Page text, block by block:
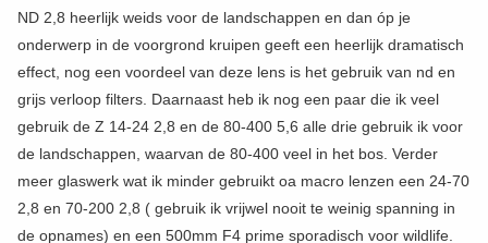
ND 2,8 heerlijk weids voor de landschappen en dan óp je
onderwerp in de voorgrond kruipen geeft een heerlijk dramatisch
effect, nog een voordeel van deze lens is het gebruik van nd en
grijs verloop filters. Daarnaast heb ik nog een paar die ik veel
gebruik de Z 14-24 2,8 en de 80-400 5,6 alle drie gebruik ik voor
de landschappen, waarvan de 80-400 veel in het bos. Verder
meer glaswerk wat ik minder gebruikt oa macro lenzen een 24-70
2,8 en 70-200 2,8 ( gebruik ik vrijwel nooit te weinig spanning in
de opnames) en een 500mm F4 prime sporadisch voor wildlife.